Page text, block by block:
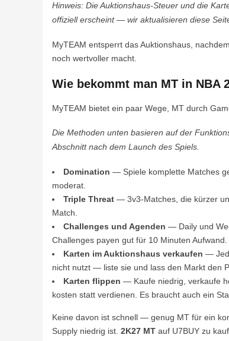
Hinweis: Die Auktionshaus-Steuer und die
offiziell erscheint — wir aktualisieren diese
MyTEAM entsperrt das Auktionshaus,
noch wertvoller macht.
Wie bekommt man MT in NBA
MyTEAM bietet ein paar Wege, MT durch
Die Methoden unten basieren auf der
Abschnitt nach dem Launch des Spiels.
Domination — Spiele komplette Matches
moderat.
Triple Threat — 3v3-Matches, die kürzer
Match.
Challenges und Agenden — Daily und
Challenges payen gut für 10 Minuten
Karten im Auktionshaus verkaufen —
nicht nutzt — liste sie und lass den Markt den
Karten flippen — Kaufe niedrig, verkaufe
kosten statt verdienen. Es braucht auch ein
Keine davon ist schnell — genug MT für ein
Supply niedrig ist. 2K27 MT auf U7BUY zu